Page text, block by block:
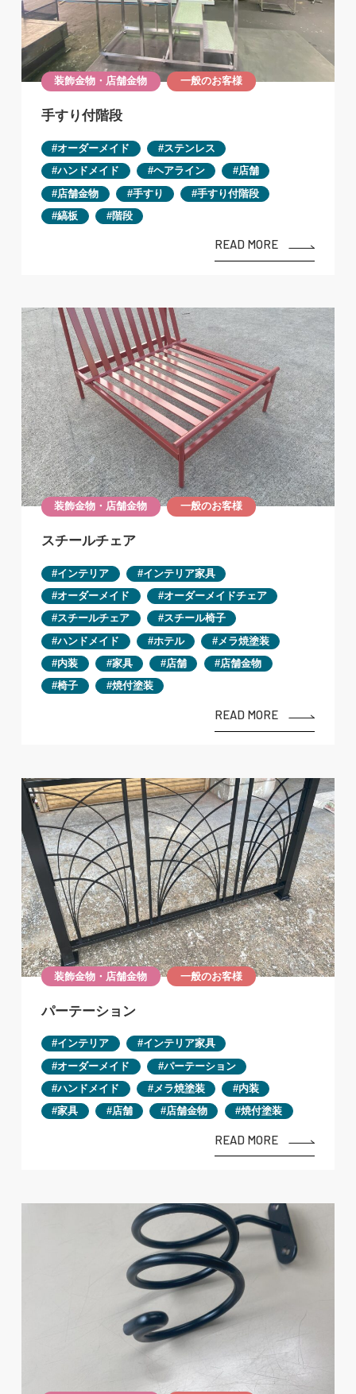
装飾金物・店舗金物 一般のお客様
手すり付階段
オーダーメイド
ステンレス
ハンドメイド
ヘアライン
店舗
店舗金物
手すり
手すり付階段
縞板
階段
READ MORE
装飾金物・店舗金物 一般のお客様
スチールチェア
インテリア
インテリア家具
オーダーメイド
オーダーメイドチェア
スチールチェア
スチール椅子
ハンドメイド
ホテル
メラ焼塗装
内装
家具 店舗
店舗金物
椅子
焼付塗装
READ MORE
装飾金物・店舗金物 一般のお客様
パーテーション
インテリア
インテリア家具
オーダーメイド
パーテーション
ハンドメイド
メラ焼塗装
内装
家具
店舗 店舗金物 焼付塗装
READ MORE